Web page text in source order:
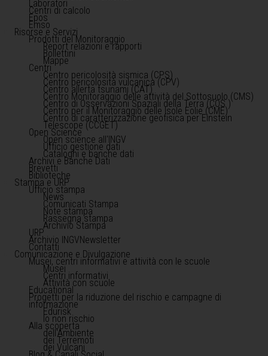
Laboratori
Centri di calcolo
Epos
Emso
Risorse e Servizi
Prodotti del Monitoraggio
Report relazioni e rapporti
Bollettini
Mappe
Centri
Centro pericolosità sismica (CPS)
Centro pericolosità vulcanica (CPV)
Centro allerta tsunami (CAT)
Centro Monitoraggio delle attività del Sottosuolo (CMS)
Centro di Osservazioni Spaziali della Terra (COS )
Centro per il Monitoraggio delle Isole Eolie (CME)
Centro di caratterizzazione geofisica per Einstein
Telescope (CCGET)
Open Science
Open science all'INGV
Ufficio gestione dati
Cataloghi e banche dati
Archivi e Banche Dati
Brevetti
Biblioteche
Stampa e URP
Ufficio stampa
News
Comunicati Stampa
Note stampa
Rassegna stampa
Archivio Stampa
URP
Archivio INGVNewsletter
Contatti
Comunicazione e Divulgazione
Musei, centri informativi e attività con le scuole
Musei
Centri informativi
Attività con scuole
Educational
Progetti per la riduzione del rischio e campagne di
informazione
Edurisk
Io non rischio
Alla scoperta
dell'Ambiente
dei Terremoti
dei Vulcani